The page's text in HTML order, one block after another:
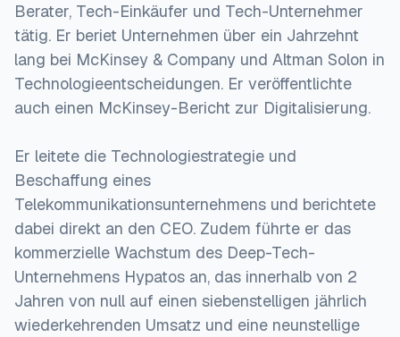
Berater, Tech-Einkäufer und Tech-Unternehmer
tätig. Er beriet Unternehmen über ein Jahrzehnt
lang bei McKinsey & Company und Altman Solon in
Technologieentscheidungen. Er veröffentlichte
auch einen McKinsey-Bericht zur Digitalisierung.
Er leitete die Technologiestrategie und
Beschaffung eines
Telekommunikationsunternehmens und berichtete
dabei direkt an den CEO. Zudem führte er das
kommerzielle Wachstum des Deep-Tech-
Unternehmens Hypatos an, das innerhalb von 2
Jahren von null auf einen siebenstelligen jährlich
wiederkehrenden Umsatz und eine neunstellige